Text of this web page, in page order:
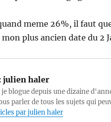
meme 26%, il faut
plus ancien date du 2
julien haler
blogue depuis une dizaine
parler de tous les sujets qui
par julien haler